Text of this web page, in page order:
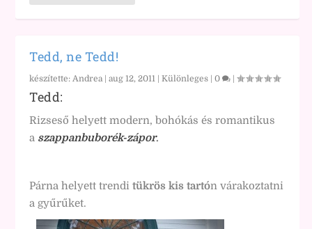
Tedd, ne Tedd!
készítette:Andrea |aug 12, 2011 |Különleges |0 |
Tedd:
Rizseső helyett modern, bohókás és romantikus
a szappanbuborék-zápor.
Párna helyett trenditükrös kis tartón várakoztatni
a gyűrűket.